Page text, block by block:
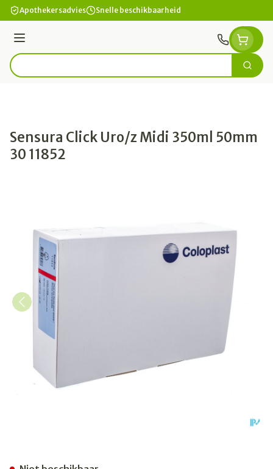
Ga naar de inhoud
Apothekersadvies Snelle beschikbaarheid
Menu
Product, merk, categorie... Zoek
Sensura Click Uro/z Midi 350ml 50mm
30 11852